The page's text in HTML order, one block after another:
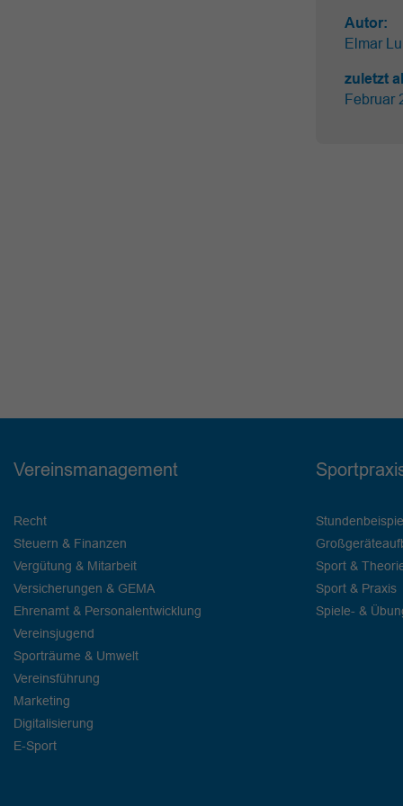
Autor:
Elmar
zuletzt
Februar
Vereinsmanagement
Recht
Steuern & Finanzen
Vergütung & Mitarbeit
Versicherungen & GEMA
Ehrenamt & Personalentwicklung
Vereinsjugend
Sporträume & Umwelt
Vereinsführung
Marketing
Digitalisierung
E-Sport
Sport &
Sport & Praxis
Spiele- &